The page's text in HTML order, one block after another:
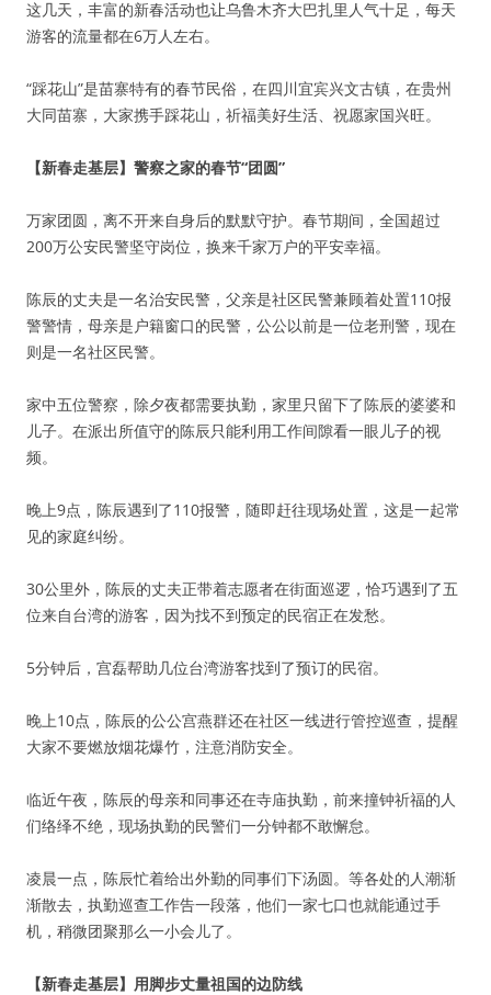
这几天，丰富的新春活动也让乌鲁木齐大巴扎里人气十足，每天
游客的流量都在6万人左右。
“踩花山”是苗寨特有的春节民俗，在四川宜宾兴文古镇，在贵州
大同苗寨，大家携手踩花山，祈福美好生活、祝愿家国兴旺。
【新春走基层】警察之家的春节“团圆”
万家团圆，离不开来自身后的默默守护。春节期间，全国超过
200万公安民警坚守岗位，换来千家万户的平安幸福。
陈辰的丈夫是一名治安民警，父亲是社区民警兼顾着处置110报
警警情，母亲是户籍窗口的民警，公公以前是一位老刑警，现在
则是一名社区民警。
家中五位警察，除夕夜都需要执勤，家里只留下了陈辰的婆婆和
儿子。在派出所值守的陈辰只能利用工作间隙看一眼儿子的视
频。
晚上9点，陈辰遇到了110报警，随即赶往现场处置，这是一起常
见的家庭纠纷。
30公里外，陈辰的丈夫正带着志愿者在街面巡逻，恰巧遇到了五
位来自台湾的游客，因为找不到预定的民宿正在发愁。
5分钟后，宫磊帮助几位台湾游客找到了预订的民宿。
晚上10点，陈辰的公公宫燕群还在社区一线进行管控巡查，提醒
大家不要燃放烟花爆竹，注意消防安全。
临近午夜，陈辰的母亲和同事还在寺庙执勤，前来撞钟祈福的人
们络绎不绝，现场执勤的民警们一分钟都不敢懈怠。
凌晨一点，陈辰忙着给出外勤的同事们下汤圆。等各处的人潮渐
渐散去，执勤巡查工作告一段落，他们一家七口也就能通过手
机，稍微团聚那么一小会儿了。
【新春走基层】用脚步丈量祖国的边防线